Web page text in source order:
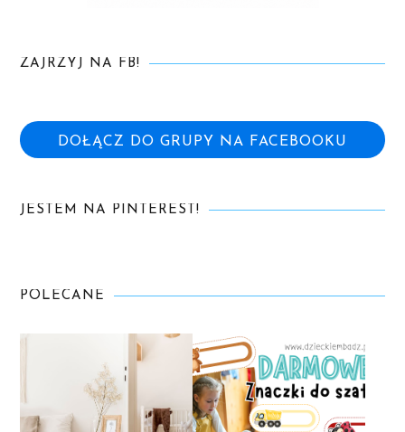
ZAJRZYJ NA FB!
DOŁĄCZ DO GRUPY NA FACEBOOKU
JESTEM NA PINTEREST!
POLECANE